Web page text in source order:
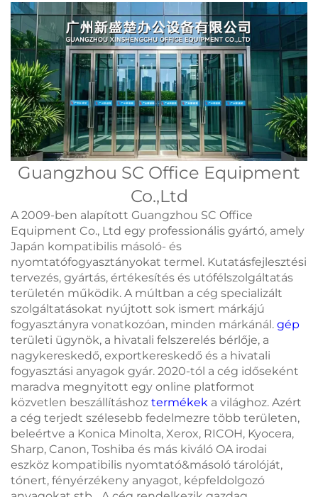
Guangzhou SC Office Equipment
Co.,Ltd
A 2009-ben alapított Guangzhou SC Office
Equipment Co., Ltd egy professionális gyártó, amely
Japán kompatibilis másoló- és
nyomtatófogyasztányokat termel. Kutatásfejlesztési
tervezés, gyártás, értékesítés és utófélszolgáltatás
területén működik. A múltban a cég specializált
szolgáltatásokat nyújtott sok ismert márkájú
fogyasztányra vonatkozóan, minden márkánál. gép
területi ügynök, a hivatali felszerelés bérlője, a
nagykereskedő, exportkereskedő és a hivatali
fogyasztási anyagok gyár. 2020-tól a cég időseként
maradva megnyitott egy online platformot
közvetlen beszállításhoz termékek a világhoz. Azért
a cég terjedt szélesebb fedelmezre több területen,
beleértve a Konica Minolta, Xerox, RICOH, Kyocera,
Sharp, Canon, Toshiba és más kiváló OA irodai
eszköz kompatibilis nyomtató&másoló tárolóját,
tónert, fényérzékeny anyagot, képfeldolgozó